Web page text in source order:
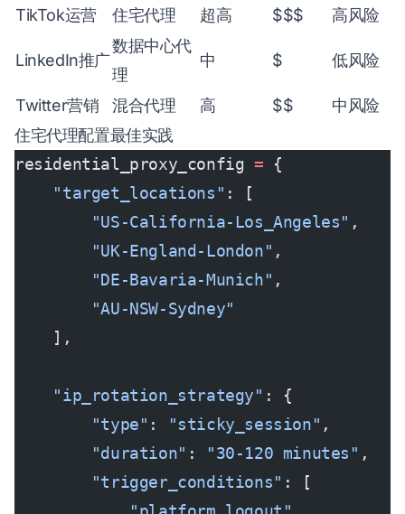
TikTok运营 住宅代理 超高 $$$ 高风险
LinkedIn推广
数据中心代
理
中 $ 低风险
Twitter营销 混合代理 高 $$
中风险
住宅代理配置最佳实践
residential_proxy_config = {
    "target_locations"
: [
        "US-California-Los_Angeles"
,
        "UK-England-London"
,
        "DE-Bavaria-Munich"
,
        "AU-NSW-Sydney"
    ],
    "ip_rotation_strategy"
: {
        "type"
: "sticky_session" ,
        "duration"
: "30-120 minutes" ,
        "trigger_conditions"
: [